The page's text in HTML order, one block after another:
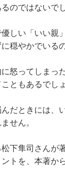
のではないで
しい「いい親
穏やかでいる
怒ってしまっ
ともあるでしょ
だときには、
せん。
下隼司さんが
ントを、本著